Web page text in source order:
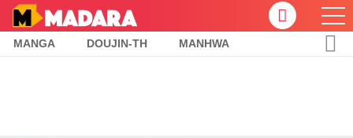
MANGA DOUJIN-TH MANHWA